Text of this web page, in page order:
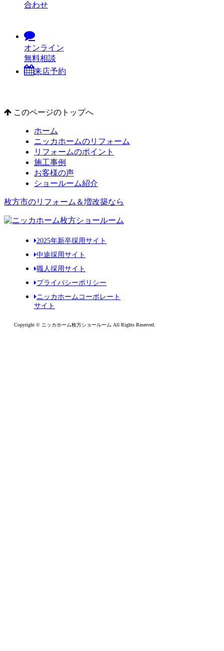
合わせ
オンライン
無料相談
来店予約
このページのトップへ
ホーム
ニッカホームのリフォーム
リフォームのポイント
施工事例
お客様の声
ショールーム紹介
枚方市のリフォーム＆増改築なら
2025年新卒採用サイト
中途採用サイト
職人採用サイト
プライバシーポリシー
ニッカホームコーポレート
サイト
Copyright © ニッカホーム枚方ショールーム All Rights Reserved.